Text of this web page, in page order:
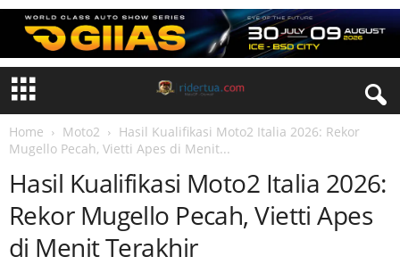
Home Moto2
Hasil Kualifikasi Moto2 Italia 2026: Rekor
Mugello Pecah, Vietti Apes di Menit...
Hasil Kualifikasi Moto2 Italia 2026:
Rekor Mugello Pecah, Vietti Apes
di Menit Terakhir